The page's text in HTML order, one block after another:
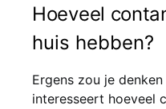
Hoeveel
huis hebben?
Ergens zou je
interesseert hoeveel